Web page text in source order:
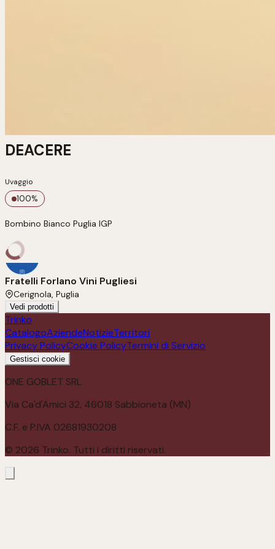
DEACERE
Uvaggio
100%
Bombino Bianco Puglia IGP
Fratelli Forlano Vini Pugliesi
Cerignola, Puglia
Vedi prodotti
Trinko
CatalogoAziendeNotizieTerritori
Privacy PolicyCookie PolicyTermini di Servizio
Gestisci cookie
ONE GOBLET SRL
Via Ca'd'Amici 32, 46018 Sabbioneta (MN)
C.F. e P.IVA 02681930208
© 2026 Trinko. Tutti i diritti riservati.